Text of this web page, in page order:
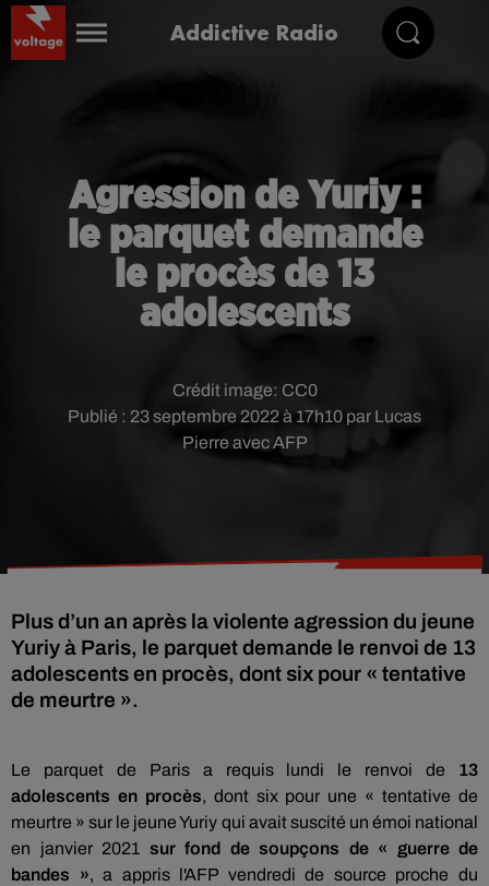
Addictive Radio
Agression de Yuriy :
le parquet demande
le procès de 13
adolescents
Publié : 23 septembre 2022 à 17h10 par Lucas
Pierre avec AFP
Crédit image: CC0
Plus d’un an après la violente agression du jeune
Yuriy à Paris, le parquet demande le renvoi de 13
adolescents en procès, dont six pour « tentative
de meurtre ».
Le parquet de Paris a requis lundi le renvoi de 13
adolescents en procès, dont six pour une « tentative de
meurtre » sur le jeune Yuriy qui avait suscité un émoi national
en janvier 2021 sur fond de soupçons de « guerre de
bandes », a appris l'AFP vendredi de source proche du